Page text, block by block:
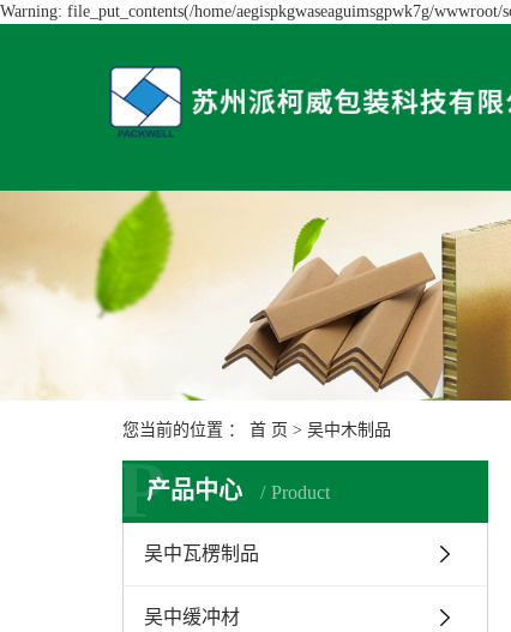
Warning: file_put_contents(/home/aegispkgwaseaguimsgpwk7g/
您当前的位置 ： 首 页 > 吴中木制品
产品中心 Product
P
吴中瓦楞制品
吴中缓冲材